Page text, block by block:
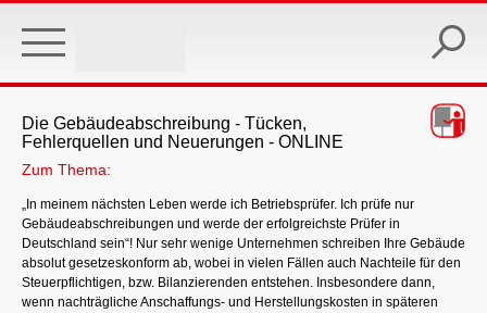
main
Die Gebäudeabschreibung - Tücken,
Fehlerquellen und Neuerungen - ONLINE
Zum Thema:
„In meinem nächsten Leben werde ich Betriebsprüfer. Ich prüfe nur
Gebäudeabschreibungen und werde der erfolgreichste Prüfer in
Deutschland sein“! Nur sehr wenige Unternehmen schreiben Ihre Gebäude
absolut gesetzeskonform ab, wobei in vielen Fällen auch Nachteile für den
Steuerpflichtigen, bzw. Bilanzierenden entstehen. Insbesondere dann,
wenn nachträgliche Anschaffungs- und Herstellungskosten in späteren